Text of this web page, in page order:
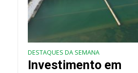
DESTAQUES DA SEMANA
Investimento em